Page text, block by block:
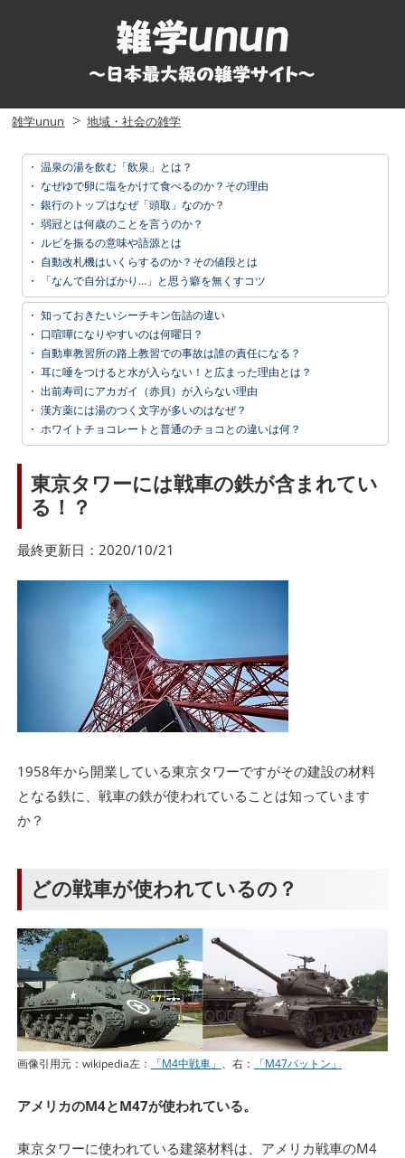
雑学unun 地域・社会の雑学
・ 温泉の湯を飲む「飲泉」とは？
・ なぜゆで卵に塩をかけて食べるのか？その理由
・ 銀行のトップはなぜ「頭取」なのか？
・ 弱冠とは何歳のことを言うのか？
・ ルビを振るの意味や語源とは
・ 自動改札機はいくらするのか？その値段とは
・
「なんで自分ばかり…」と思う癖を無くすコツ
・ 知っておきたいシーチキン缶詰の違い
・ 口喧嘩になりやすいのは何曜日？
・ 自動車教習所の路上教習での事故は誰の責任になる？
・ 耳に唾をつけると水が入らない！と広まった理由とは？
・ 出前寿司にアカガイ（赤貝）が入らない理由
・ 漢方薬には湯のつく文字が多いのはなぜ？
・ ホワイトチョコレートと普通のチョコとの違いは何？
東京タワーには戦車の鉄が含まれてい
る！？
最終更新日：2020/10/21
1958年から開業している東京タワーですがその建設の材料
となる鉄に、戦車の鉄が使われていることは知っています
か？
どの戦車が使われているの？
画像引用元：wikipedia左： 「M4中戦車」 、右： 「M47パットン」
アメリカのM4とM47が使われている。
東京タワーに使われている建築材料は、アメリカ戦車のM4